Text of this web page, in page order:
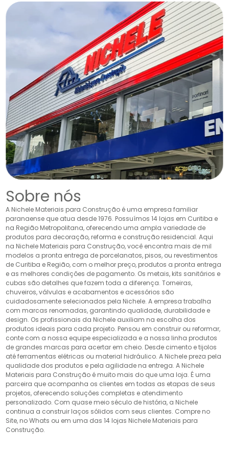
Sobre nós
A Nichele Materiais para Construção é uma empresa familiar
paranaense que atua desde 1976. Possuímos 14 lojas em Curitiba e
na Região Metropolitana, oferecendo uma ampla variedade de
produtos para decoração, reforma e construção residencial. Aqui
na Nichele Materiais para Construção, você encontra mais de mil
modelos a pronta entrega de porcelanatos, pisos, ou revestimentos
de Curitiba e Região, com o melhor preço, produtos a pronta entrega
e as melhores condições de pagamento. Os metais, kits sanitários e
cubas são detalhes que fazem toda a diferença. Torneiras,
chuveiros, válvulas e acabamentos e acessórios são
cuidadosamente selecionados pela Nichele. A empresa trabalha
com marcas renomadas, garantindo qualidade, durabilidade e
design. Os profissionais da Nichele auxiliam na escolha dos
produtos ideais para cada projeto. Pensou em construir ou reformar,
conte com a nossa equipe especializada e a nossa linha produtos
de grandes marcas para acertar em cheio. Desde cimento e tijolos
até ferramentas elétricas ou material hidráulico. A Nichele preza pela
qualidade dos produtos e pela agilidade na entrega. A Nichele
Materiais para Construção é muito mais do que uma loja. É uma
parceira que acompanha os clientes em todas as etapas de seus
projetos, oferecendo soluções completas e atendimento
personalizado. Com quase meio século de história, a Nichele
continua a construir laços sólidos com seus clientes. Compre no
Site, no Whats ou em uma das 14 lojas Nichele Materiais para
Construção.